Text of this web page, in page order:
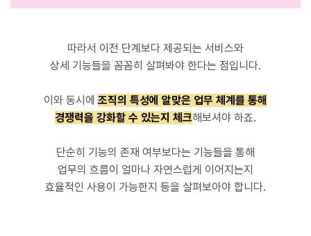
따라서 이전 단계보다 제공되는 서비스와
상세 기능들을 꼼꼼히 살펴봐야 한다는 점입니다.
이와 동시에 조직의 특성에 알맞은 업무 체계를 통해
경쟁력을 강화할 수 있는지 체크해보셔야 하죠.
단순히 기능의 존재 여부보다는 기능들을 통해
업무의 흐름이 얼마나 자연스럽게 이어지는지
효율적인 사용이 가능한지 등을 살펴보아야 합니다.